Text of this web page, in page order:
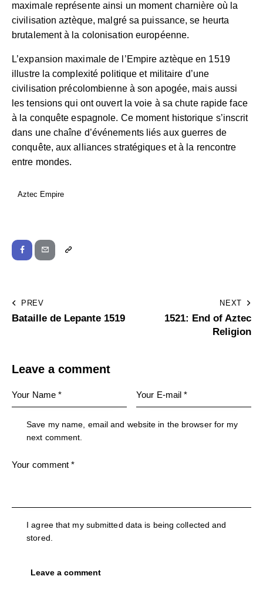
maximale représente ainsi un moment charnière où la
civilisation aztèque, malgré sa puissance, se heurta
brutalement à la colonisation européenne.
L’expansion maximale de l’Empire aztèque en 1519
illustre la complexité politique et militaire d’une
civilisation précolombienne à son apogée, mais aussi
les tensions qui ont ouvert la voie à sa chute rapide face
à la conquête espagnole. Ce moment historique s’inscrit
dans une chaîne d’événements liés aux guerres de
conquête, aux alliances stratégiques et à la rencontre
entre mondes.
Aztec Empire
PREV
Bataille de Lepante 1519
NEXT
1521: End of Aztec
Religion
Leave a comment
Save my name, email and website in the browser for my
next comment.
I agree that my submitted data is being collected and
stored.